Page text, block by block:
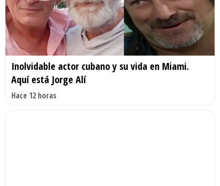
Inolvidable actor cubano y su vida en Miami.
Aquí está Jorge Alí
Hace 12 horas